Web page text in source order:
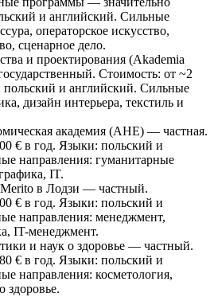
и английский. Сильные
операторское искусство,
сценарное дело.
и проектирования (Akademia
Стоимость: от ~2
польский и английский. Сильные
дизайн интерьера, текстиль и
академия (AHE) — частная.
€ в год. Языки: польский и
направления: гуманитарные
IT.
в Лодзи — частный.
€ в год. Языки: польский и
направления: менеджмент,
IT-менеджмент.
и наук о здоровье — частный.
€ в год. Языки: польский и
направления: косметология,
здоровье.